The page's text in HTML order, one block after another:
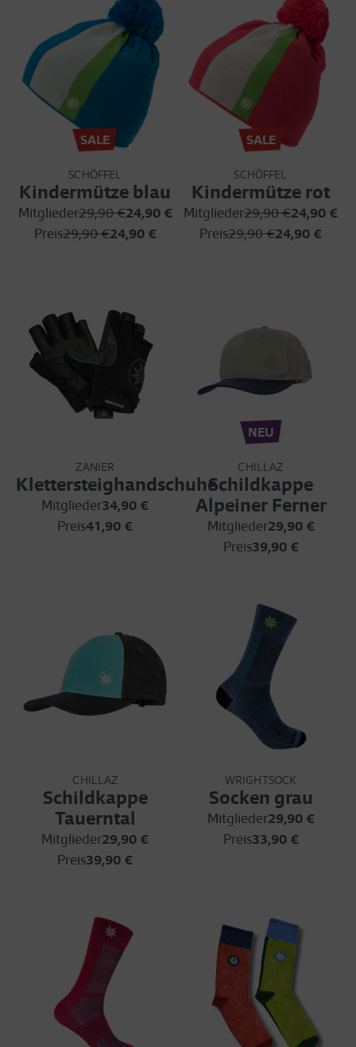
SALE
SCHÖFFEL
Kindermütze blau
Mitglieder29,90 €24,90 €
Preis29,90 €24,90 €
SALE
SCHÖFFEL
Kindermütze rot
Mitglieder29,90 €24,90 €
Preis29,90 €24,90 €
ZANIER
Klettersteighandschuhe
Mitglieder34,90 €
Preis41,90 €
NEU
CHILLAZ
Schildkappe
Alpeiner Ferner
Mitglieder29,90 €
Preis39,90 €
CHILLAZ
Schildkappe
Tauerntal
Mitglieder29,90 €
Preis39,90 €
WRIGHTSOCK
Socken grau
Mitglieder29,90 €
Preis33,90 €